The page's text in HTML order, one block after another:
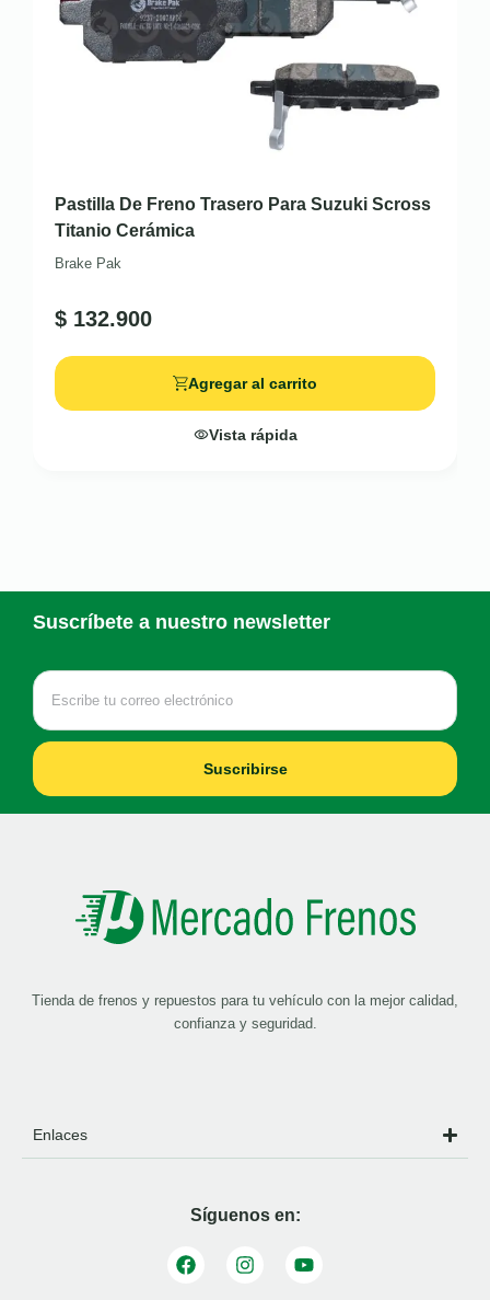
Pastilla De Freno Trasero Para Suzuki Scross
Titanio Cerámica
Brake Pak
$ 132.900
Agregar al carrito
Vista rápida
Suscríbete a nuestro newsletter
Suscribirse
Tienda de frenos y repuestos para tu vehículo con la mejor calidad,
confianza y seguridad.
Enlaces
Síguenos en: